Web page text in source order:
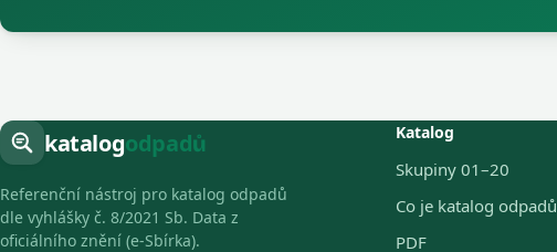
katalogodpadů
Referenční nástroj pro katalog odpadů
dle vyhlášky č. 8/2021 Sb. Data z
oficiálního znění (e-Sbírka).
Katalog
Skupiny 01–20
Co je katalog odpadů
PDF